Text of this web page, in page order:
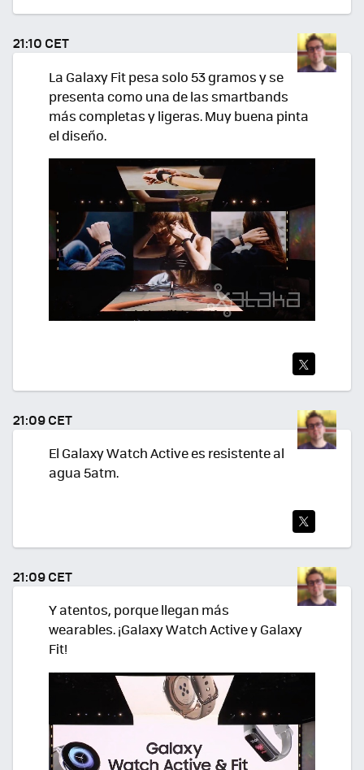
TWI
TEA
R
21:10 CET
La Galaxy Fit pesa solo 53 gramos y se
presenta como una de las smartbands
más completas y ligeras. Muy buena pinta
el diseño.
TEA
R
21:09 CET
El Galaxy Watch Active es resistente al
agua 5atm.
TEA
R
21:09 CET
Y atentos, porque llegan más
wearables. ¡Galaxy Watch Active y Galaxy
Fit!